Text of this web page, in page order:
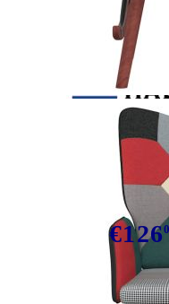
Сподели
Люлеещ
€126
В